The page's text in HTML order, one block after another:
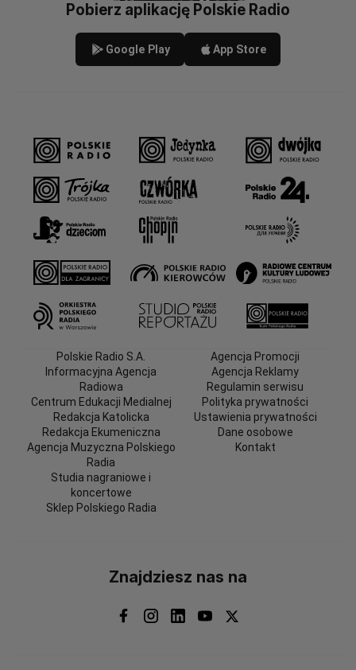
Pobierz aplikację Polskie Radio
Google Play App Store
Polskie Radio S.A.
Informacyjna Agencja
Radiowa
Centrum Edukacji Medialnej
Redakcja Katolicka
Redakcja Ekumeniczna
Agencja Muzyczna Polskiego
Radia
Studia nagraniowe i
koncertowe
Sklep Polskiego Radia
Agencja Promocji
Agencja Reklamy
Regulamin serwisu
Polityka prywatności
Ustawienia prywatności
Dane osobowe
Kontakt
Znajdziesz nas na